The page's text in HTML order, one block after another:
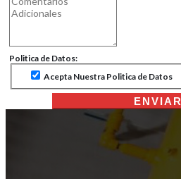
Politica de Datos:
Acepta Nuestra Politica de Datos
ENVIAR